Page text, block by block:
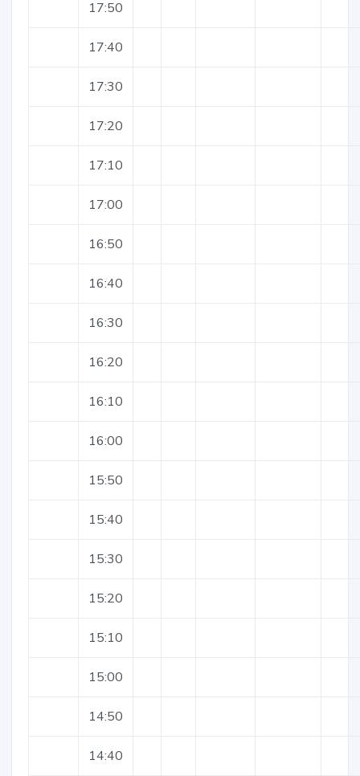
17:50
17:40
17:30
17:20
17:10
17:00
16:50
16:40
16:30
16:20
16:10
16:00
15:50
15:40
15:30
15:20
15:10
15:00
14:50
14:40